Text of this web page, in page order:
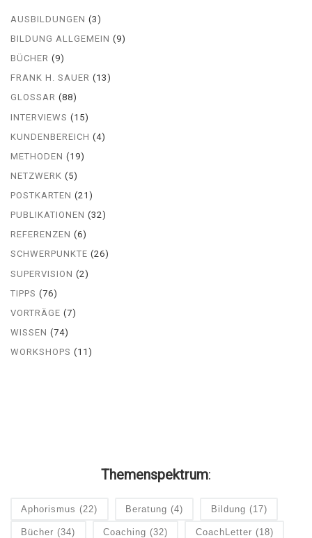
AUSBILDUNGEN (3)
BILDUNG ALLGEMEIN (9)
BÜCHER (9)
FRANK H. SAUER (13)
GLOSSAR (88)
INTERVIEWS (15)
KUNDENBEREICH (4)
METHODEN (19)
NETZWERK (5)
POSTKARTEN (21)
PUBLIKATIONEN (32)
REFERENZEN (6)
SCHWERPUNKTE (26)
SUPERVISION (2)
TIPPS (76)
VORTRÄGE (7)
WISSEN (74)
WORKSHOPS (11)
Themenspektrum:
Aphorismus (22) Beratung (4) Bildung (17)
Bücher (34) Coaching (32) CoachLetter (18)